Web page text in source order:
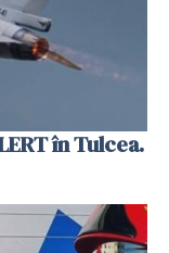
în Tulcea.